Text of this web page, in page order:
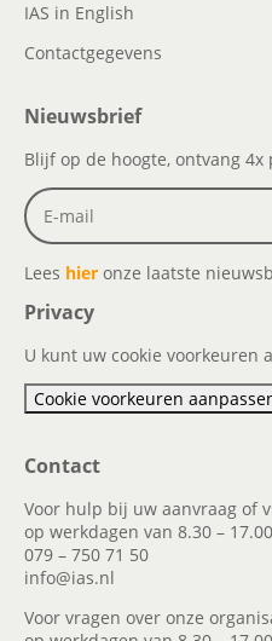
IAS in English
Contactgegevens
Nieuwsbrief
Blijf op de hoogte, ontvang
Lees hier onze laatste
Privacy
U kunt uw cookie voorkeuren
Cookie voorkeuren
Contact
Voor hulp bij uw aanvraag of
op werkdagen van 8.30 –
079 – 750 71 50
info@ias.nl
Voor vragen over onze